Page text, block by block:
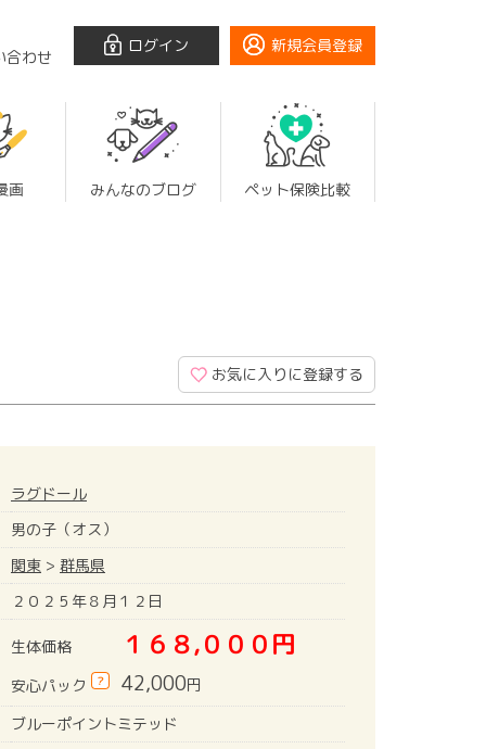
合わせ
ログイン 新規会員登録
画 みんなのブログ ペット保険比較
お気に入りに登録する
ラグドール
男の子（オス）
関東 > 群馬県
２０２５年８月１２日
生体価格 １６８,０００円
安心パック ? 42,000円
ブルーポイントミテッド